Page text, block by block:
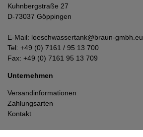
Kuhnbergstraße 27
D-73037 Göppingen
E-Mail: loeschwassertank@braun-gmbh.eu
Tel: +49 (0) 7161 / 95 13 700
Fax: +49 (0) 7161 95 13 709
Unternehmen
Versandinformationen
Zahlungsarten
Kontakt